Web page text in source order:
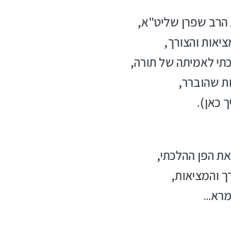
הרב שפרן שליט"א,
והצורך,
לאמיתה של תורה,
שהוברר,
כאן).
הפן ההלכתי,
והמציאות,